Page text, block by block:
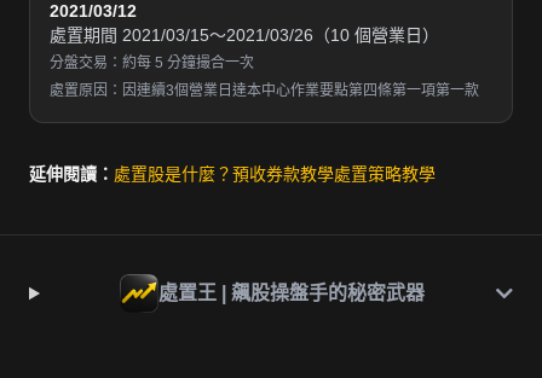
2021/03/12
處置期間 2021/03/15～2021/03/26（10 個營業日）
分盤交易：約每 5 分鐘撮合一次
處置原因：因連續3個營業日達本中心作業要點第四條第一項第一款
延伸閱讀： 處置股是什麼？預收券款教學處置策略教學
處置王 | 飆股操盤手的秘密武器